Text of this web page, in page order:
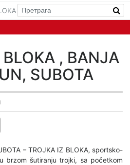
, BANJA LUKA 10. JUN, SUBOTA
, BANJA
SUBOTA
– TROJKA IZ BLOKA, sportsko-
brzom šutiranju trojki, sa početkom